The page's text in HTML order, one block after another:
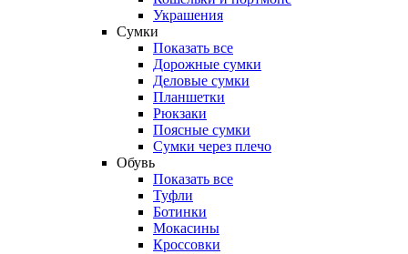
Украшения
Сумки
Показать все
Дорожные сумки
Деловые сумки
Планшетки
Рюкзаки
Поясные сумки
Сумки через плечо
Обувь
Показать все
Туфли
Ботинки
Мокасины
Кроссовки